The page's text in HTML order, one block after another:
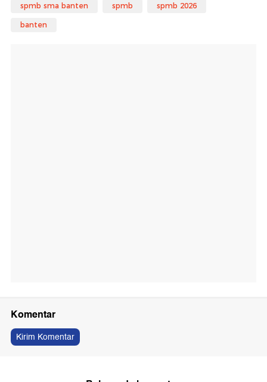
spmb sma banten spmb spmb 2026
banten
Komentar
Kirim Komentar